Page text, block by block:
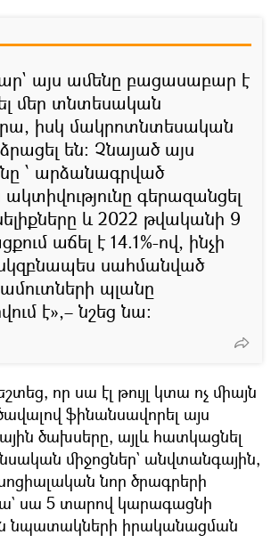
այս ամենը բացասաբար է
մեր տնտեսական
իսկ մակրոտնտեսական
են։ Չնայած այս
՝ արձանագրված
գերազանցել
և 2022 թվականի 9
աճել է 14.1%-ով, ինչի
սկզբնապես սահմանված
պլանը
է»,– նշեց նա։
որ սա էլ թույլ կտա ոչ միայն
ֆինանսավորել այս
ծախսերը, այլև հատկացնել
միջոցներ` անվտանգային,
նոր ծրագրերի
սա 5 տարով կարագացնի
նպատակների իրականացման